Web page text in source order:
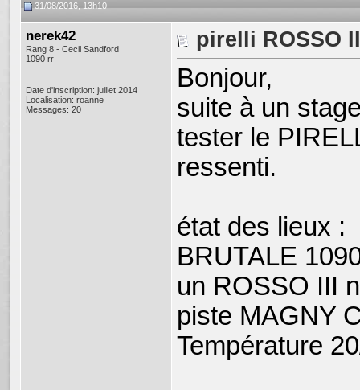
31/08/2016, 13h10
nerek42
Rang 8 - Cecil Sandford
1090 rr
Date d'inscription: juillet 2014
Localisation: roanne
Messages: 20
pirelli ROSSO
Bonjour,
suite à un
tester le
ressenti.
état des lieux :
BRUTALE
un ROSSO III
piste MAGNY
Température